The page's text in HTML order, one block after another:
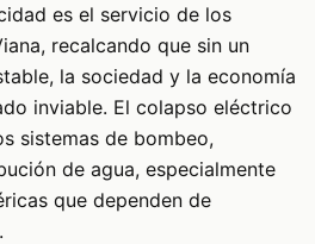
es el servicio de los
recalcando que sin un
la sociedad y la economía
inviable. El colapso eléctrico
sistemas de bombeo,
de agua, especialmente
que dependen de